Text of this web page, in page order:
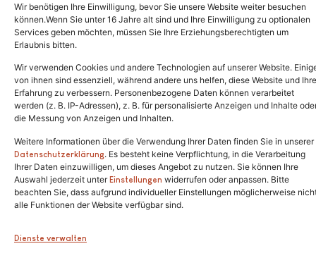
Wir benötigen Ihre Einwilligung, bevor Sie unsere Website weiter besuchen
können.Wenn Sie unter 16 Jahre alt sind und Ihre Einwilligung zu optionalen
Services geben möchten, müssen Sie Ihre Erziehungsberechtigten um
Erlaubnis bitten.
Wir verwenden Cookies und andere Technologien auf unserer Website.
von ihnen sind essenziell, während andere uns helfen, diese Website und Ihre
Erfahrung zu verbessern. Personenbezogene Daten können verarbeitet
werden (z. B. IP-Adressen), z. B. für personalisierte Anzeigen und Inhalte
die Messung von Anzeigen und Inhalten.
Weitere Informationen über die Verwendung Ihrer Daten finden Sie in unserer
Datenschutzerklärung. Es besteht keine Verpflichtung, in die Verarbeitung
Ihrer Daten einzuwilligen, um dieses Angebot zu nutzen. Sie können Ihre
Auswahl jederzeit unterEinstellungen widerrufen oder anpassen. Bitte
beachten Sie, dass aufgrund individueller Einstellungen möglicherweise
alle Funktionen der Website verfügbar sind.
Dienste verwalten
Copyright © 2024. Alle Rechte vorbehalten.
Tel.:(02646) 915928
info@katzenschutzfreunde.de
Im Brandenfeld 22
53426 Schalkenbach